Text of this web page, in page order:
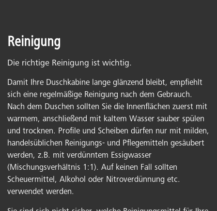
Reinigung
Die richtige Reinigung ist wichtig.
Damit Ihre Duschkabine lange glänzend bleibt, empfiehlt
sich eine regelmäßige Reinigung nach dem Gebrauch.
Nach dem Duschen sollten Sie die Innenflächen zuerst mit
warmem, anschließend mit kaltem Wasser sauber spülen
und trocknen. Profile und Scheiben dürfen nur mit milden,
handelsüblichen Reinigungs- und Pflegemitteln gesäubert
werden, z.B. mit verdünntem Essigwasser
(Mischungsverhältnis 1:1). Auf keinen Fall sollten
Scheuermittel, Alkohol oder Nitroverdünnung etc.
verwendet werden.